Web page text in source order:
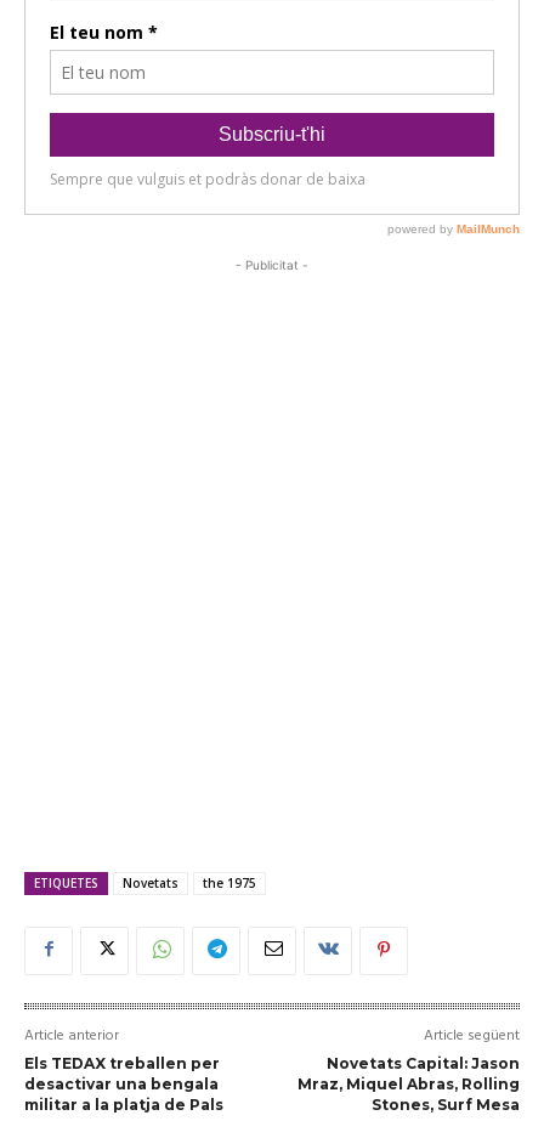
- Publicitat -
ETIQUETES Novetats the 1975
Article anterior
Els TEDAX treballen per
desactivar una bengala
militar a la platja de Pals
Article següent
Novetats Capital: Jason
Mraz, Miquel Abras, Rolling
Stones, Surf Mesa